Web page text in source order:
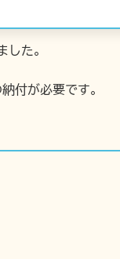
た。
付が必要です。